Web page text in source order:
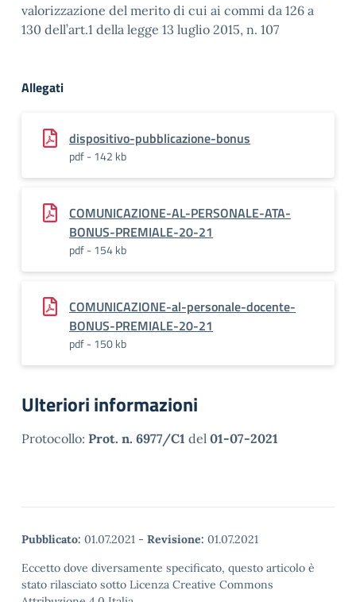
valorizzazione del merito di cui ai commi da 126 a
130 dell’art.1 della legge 13 luglio 2015, n. 107
Allegati
dispositivo-pubblicazione-bonus
pdf - 142 kb
COMUNICAZIONE-AL-PERSONALE-ATA-
BONUS-PREMIALE-20-21
pdf - 154 kb
COMUNICAZIONE-al-personale-docente-
BONUS-PREMIALE-20-21
pdf - 150 kb
Ulteriori informazioni
Protocollo: Prot. n. 6977/C1 del 01-07-2021
Pubblicato: 01.07.2021 - Revisione: 01.07.2021
Eccetto dove diversamente specificato, questo articolo è
stato rilasciato sotto Licenza Creative Commons